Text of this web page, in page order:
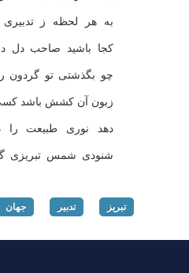
به هر لحظه ز
كجا باشید صاحب دل
چو بگذشتی تو گردون
زبون آن كشش باشد
دهد نوری طبیعت را
شنودی شمس تبریزی
تبریز تدبیر جهان